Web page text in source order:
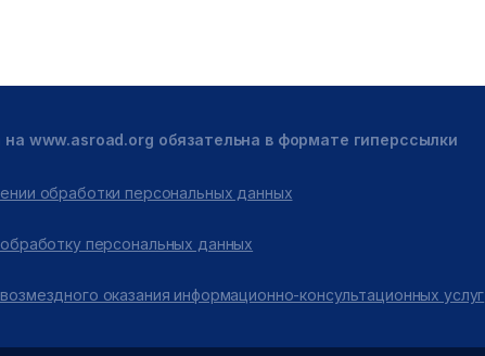
www.asroad.org обязательна в формате гиперссылки
обработки персональных данных
персональных данных
оказания информационно-консультационных услуг